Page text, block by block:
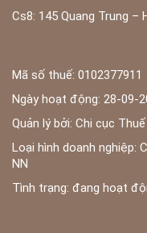
Cs8: 145 Quang Trung –
Mã số thuế: 0102377911
Ngày hoạt động: 28-09-
Quản lý bởi: Chi cục
Loại hình doanh nghiệp:
NN
Tình trạng: đang hoạt